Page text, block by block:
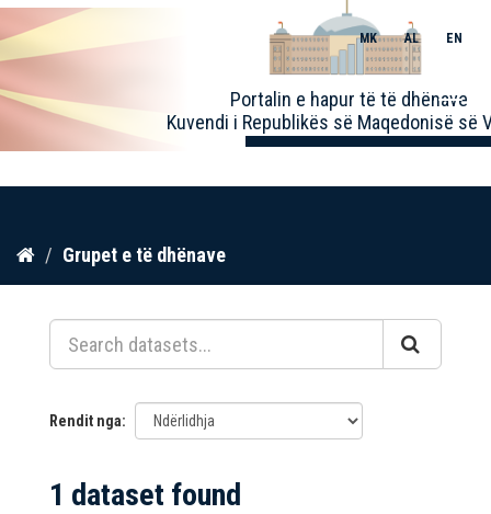
Kalo
përmbajtja
Portalin e hapur të të dhënave
Kuvendi i Republikës së Maqedonisë së
MK AL EN
Toggle
Grupet e të dhënave
Rendit nga
1 dataset found